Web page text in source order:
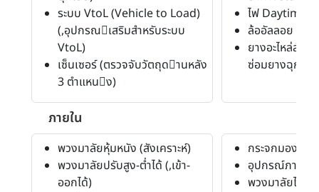
ระบบ VtoL (Vehicle to Load)
(,อุปกรณเสริมสําหรับระบบ
VtoL)
เซ็นเซอร์ (ตรวจจับวัตถุดานหลัง
3 ตําแหนง)
ไฟ Daytime
ล้ออัลลอย (16
ยางอะไหล่สำร
ซ่อมยางฉุกเฉิ
ภายใน
พวงมาลัยหุ้มหนัง (สังเคราะห์)
พวงมาลัยปรับสูง-ต่ำได้ (,เข้า-
ออกได้)
กระจกมองหลั
อุปกรณ์ภายใน
พวงมาลัยไฟฟ้า